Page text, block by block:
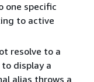
one specific
to active
resolve to a
display a
alias throws a